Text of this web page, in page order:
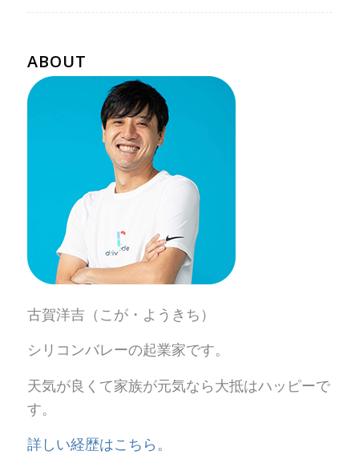
ABOUT
古賀洋吉（こが・ようきち）
シリコンバレーの起業家です。
天気が良くて家族が元気なら大抵はハッピーで
す。
詳しい経歴はこちら。